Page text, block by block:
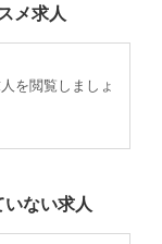
メ求人
を閲覧しましょ
ない求人